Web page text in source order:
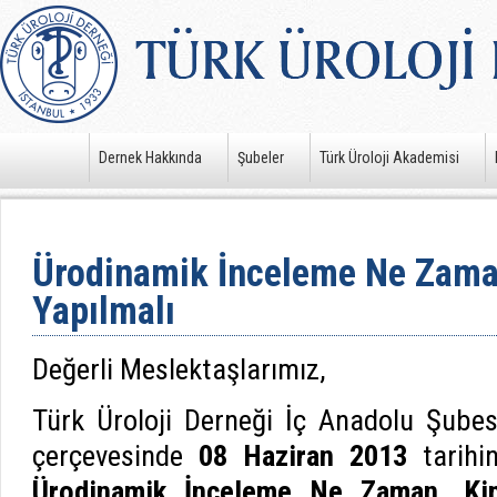
Dernek Hakkında Şubeler Türk Üroloji Akademisi
Ürodinamik İnceleme Ne
Yapılmalı
Değerli Meslektaşlarımız,
Türk Üroloji Derneği İç Anadolu
çerçevesinde 08 Haziran 2013